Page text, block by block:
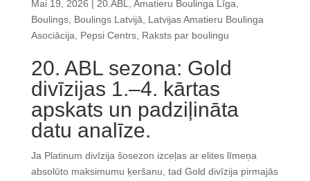
Mai 19, 2026 20.ABL Amatieru Boulinga Līga
Boulings, Boulings Latvijā
Latvijas Amatieru Boulinga
Asociācija
Pepsi Centrs, Raksts par boulingu
20. ABL sezona: Gold
divīzijas 1.–4. kārtas
apskats un padziļināta
datu analīze.
Ja Platinum divīzija šosezon izceļas ar elites līmeņa
absolūto maksimumu ķeršanu, tad Gold divīzija pirmajās